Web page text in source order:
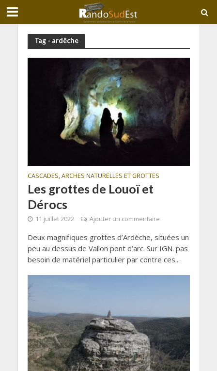
Tag - ardêche
CASCADES, ARCHES NATURELLES ET GROTTES
Les grottes de Louoï et
Dérocs
11 juillet 2022 Ajouter un commentaire
Deux magnifiques grottes d’Ardèche, situées un
peu au dessus de Vallon pont d’arc. Sur IGN. pas
besoin de matériel particulier par contre ces...